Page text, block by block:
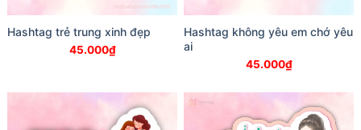
Hashtag trẻ trung xinh đẹp
45.000₫
Hashtag không yêu em chớ yêu
ai
45.000₫